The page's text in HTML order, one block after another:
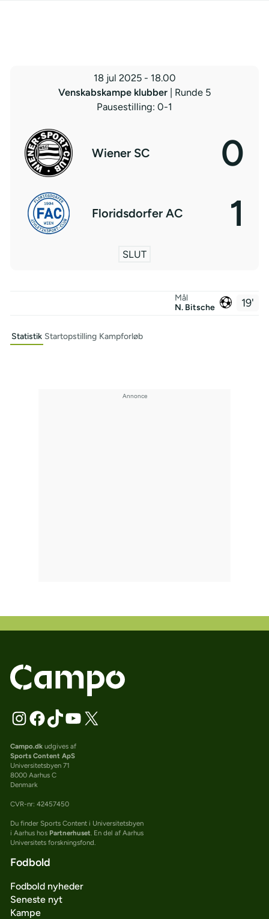
18 jul 2025 - 18.00
Venskabskampe klubber
| Runde 5
Pausestilling: 0-1
Wiener SC 0
Floridsdorfer AC 1
SLUT
19'
Mål
N. Bitsche
Statistik Startopstilling Kampforløb
Campo.dkudgives af
Sports Content ApS
Universitetsbyen 71
8000 Aarhus C
Denmark
CVR-nr: 42457450
Du finder Sports Content i Universitetsbyen
i Aarhus hos Partnerhuset. En del af Aarhus
Universitets forskningsfond.
Fodbold
Fodbold nyheder
Seneste nyt
Kampe